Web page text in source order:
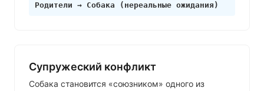
Родители → Собака (нереальные ожидания)
Супружеский конфликт
Собака становится «союзником» одного из